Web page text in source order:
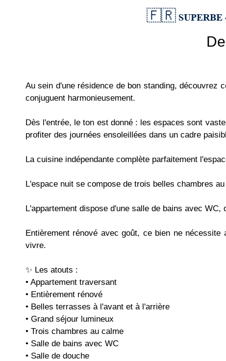
🇫🇷 SUPERBE 4
Au sein d'une résidence de bon standing, découvrez
conjuguent harmonieusement.
Dès l'entrée, le ton est donné : les espaces sont
profiter des journées ensoleillées dans un cadre
La cuisine indépendante complète parfaitement
L'espace nuit se compose de trois belles chambres
L'appartement dispose d'une salle de bains avec
Entièrement rénové avec goût, ce bien ne
vivre.
✨ Les atouts :
• Appartement traversant
• Entièrement rénové
• Belles terrasses à l'avant et à l'arrière
• Grand séjour lumineux
• Trois chambres au calme
• Salle de bains avec WC
• Salle de douche